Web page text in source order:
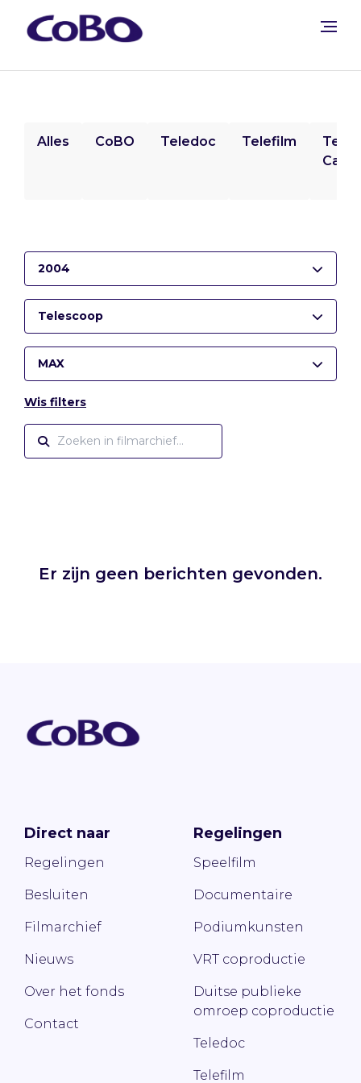
Alles CoBO Teledoc Telefilm
2004
Telescoop
MAX
Wis filters
Er zijn geen berichten gevonden.
Direct naar
Regelingen
Besluiten
Filmarchief
Nieuws
Over het fonds
Contact
Regelingen
Speelfilm
Documentaire
Podiumkunsten
VRT coproductie
Duitse publieke
omroep coproductie
Teledoc
Telefilm